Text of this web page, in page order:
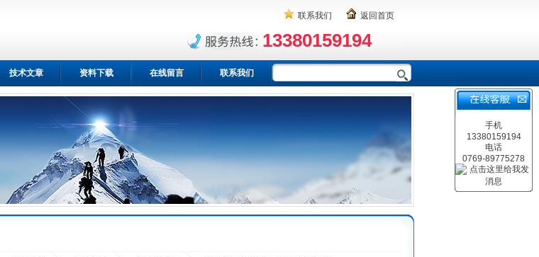
联系我们 返回首页
13380159194
技术文章 资料下载 在线留言 联系我们
手机
13380159194
电话
0769-89775278